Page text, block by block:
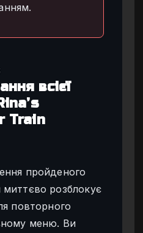
всієї
Train
пройденого
розблокує
повторного
меню. Ви